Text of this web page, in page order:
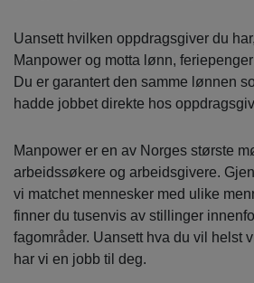
Uansett hvilken oppdragsgiver du
Manpower og motta lønn,
Du er garantert den samme lønnen
hadde jobbet direkte hos
Manpower er en av Norges største
arbeidssøkere og arbeidsgivere.
vi matchet mennesker med ulike
finner du tusenvis av stillinger
fagområder. Uansett hva du vil helst
har vi en jobb til deg.